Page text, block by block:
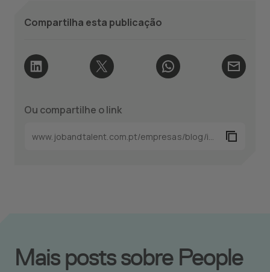
Compartilha esta publicação
Ou compartilhe o link
Mais posts sobre People